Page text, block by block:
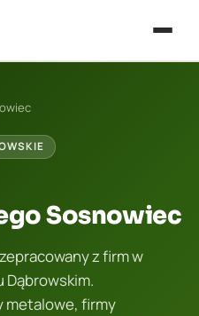
Sosnowiec
z firm w
Dąbrowskim.
metalowe, firmy